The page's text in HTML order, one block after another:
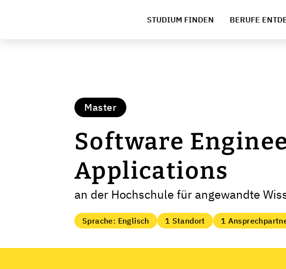
STUDIUM FINDEN BERUFE
Master
Software
Applications
an der Hochschule für angewandte
Sprache: Englisch 1 Standort 1